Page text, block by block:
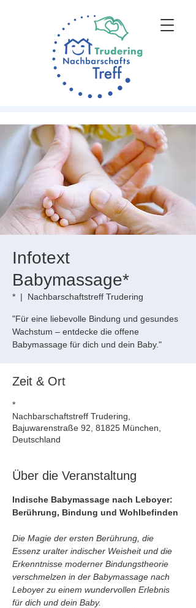
Infotext
Babymassage*
*
  |
Nachbarschaftstreff Trudering
"Für eine liebevolle Bindung und gesundes
Wachstum – entdecke die offene
Babymassage für dich und dein Baby."
Zeit & Ort
*
Nachbarschaftstreff Trudering,
Bajuwarenstraße 92, 81825 München,
Deutschland
Über die Veranstaltung
Indische Babymassage nach Leboyer:
Berührung, Bindung und Wohlbefinden
Die Magie der ersten Berührung, die
Essenz uralter indischer Weisheit und die
Erkenntnisse moderner Bindungstheorie
verschmelzen in der Babymassage nach
Leboyer zu einem wundervollen Erlebnis
für dich und dein Baby.